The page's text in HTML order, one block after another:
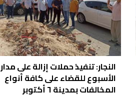
النجار: تنفيذ حملات إزالة على مدار
الأسبوع للقضاء على كافة أنواع
المخالفات بمدينة ٦ أكتوبر